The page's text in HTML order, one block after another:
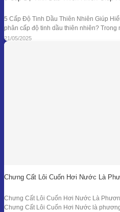
5 Cấp Độ Tinh Dầu Thiên Nhiên Giúp
phân cấp độ tinh dầu thiên nhiên? Trong
tinh dầu thiên nhiên ngày càng gia tăng
khỏe, mỹ phẩm, liệu pháp hương thơm,
21/05/2025
Chưng Cất Lôi Cuốn Hơi Nước Là
Chưng Cất Lôi Cuốn Hơi Nước Là
Chưng Cất Lôi Cuốn Hơi Nước là